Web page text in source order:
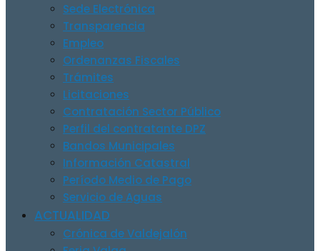
Sede Electrónica
Transparencia
Empleo
Ordenanzas Fiscales
Trámites
Licitaciones
Contratación Sector Público
Perfil del contratante DPZ
Bandos Municipales
Información Catastral
Período Medio de Pago
Servicio de Aguas
ACTUALIDAD
Crónica de Valdejalón